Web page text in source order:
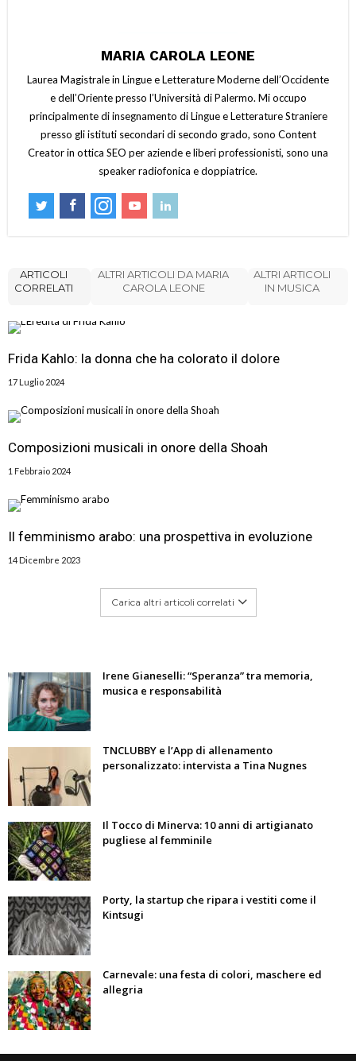
MARIA CAROLA LEONE
Laurea Magistrale in Lingue e Letterature Moderne dell’Occidente
e dell’Oriente presso l’Università di Palermo. Mi occupo
principalmente di insegnamento di Lingue e Letterature Straniere
presso gli istituti secondari di secondo grado, sono Content
Creator in ottica SEO per aziende e liberi professionisti, sono una
speaker radiofonica e doppiatrice.
ARTICOLI
CORRELATI
ALTRI ARTICOLI DA MARIA
CAROLA LEONE
ALTRI ARTICOLI
IN MUSICA
Frida Kahlo: la donna che ha colorato il dolore
17 Luglio 2024
Composizioni musicali in onore della Shoah
1 Febbraio 2024
Il femminismo arabo: una prospettiva in evoluzione
14 Dicembre 2023
Carica altri articoli correlati
Irene Gianeselli: “Speranza” tra memoria,
musica e responsabilità
TNCLUBBY e l’App di allenamento
personalizzato: intervista a Tina Nugnes
Il Tocco di Minerva: 10 anni di artigianato
pugliese al femminile
Porty, la startup che ripara i vestiti come il
Kintsugi
Carnevale: una festa di colori, maschere ed
allegria